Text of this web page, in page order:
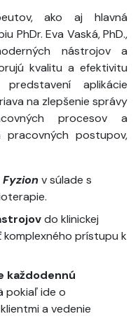
ako aj hlavná
PhDr. Eva Vaská, PhD.,
nástrojov a
kvalitu a efektivitu
aplikácie
na zlepšenie správy
procesov a
pracovných postupov,
Fyzion v súlade s
do klinickej
prístupu k
každodennú
pokiaľ ide o
a vedenie